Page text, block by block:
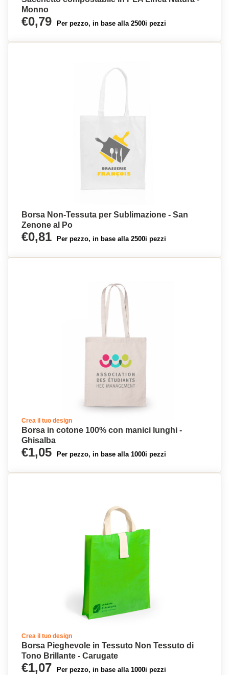
Monno
€0,79 Per pezzo, in base alla 2500i pezzi
Borsa Non-Tessuta per Sublimazione - San
Zenone al Po
€0,81 Per pezzo, in base alla 2500i pezzi
Crea il tuo design
Borsa in cotone 100% con manici lunghi -
Ghisalba
€1,05 Per pezzo, in base alla 1000i pezzi
Crea il tuo design
Borsa Pieghevole in Tessuto Non Tessuto di
Tono Brillante - Carugate
€1,07 Per pezzo, in base alla 1000i pezzi